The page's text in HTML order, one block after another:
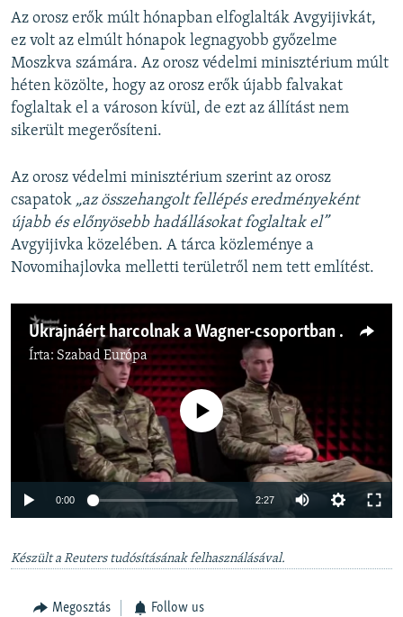
Az orosz erők múlt hónapban elfoglalták Avgyijivkát,
ez volt az elmúlt hónapok legnagyobb győzelme
Moszkva számára. Az orosz védelmi minisztérium múlt
héten közölte, hogy az orosz erők újabb falvakat
foglaltak el a városon kívül, de ezt az állítást nem
sikerült megerősíteni.
Az orosz védelmi minisztérium szerint az orosz
csapatok „az összehangolt fellépés eredményeként
újabb és előnyösebb hadállásokat foglaltak el”
Avgyijivka közelében. A tárca közleménye a
Novomihajlovka melletti területről nem tett említést.
Ukrajnáért harcolnak a Wagner-csoportban csalódott egykori orosz elítéltek
Írta: Szabad Európa
Jelenleg nincs elérhető tartalom
0:00 2:27
Készült a Reuters tudósításának felhasználásával.
Megosztás Follow us